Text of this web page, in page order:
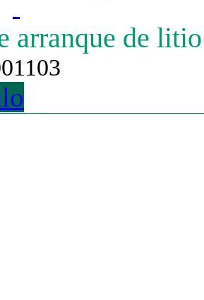
arranque de